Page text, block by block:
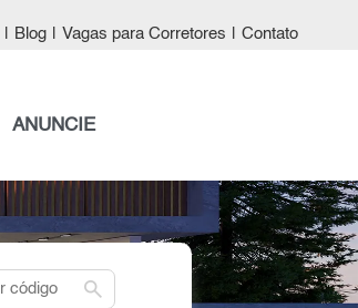
Blog Vagas para Corretores Contato
ANUNCIE
search